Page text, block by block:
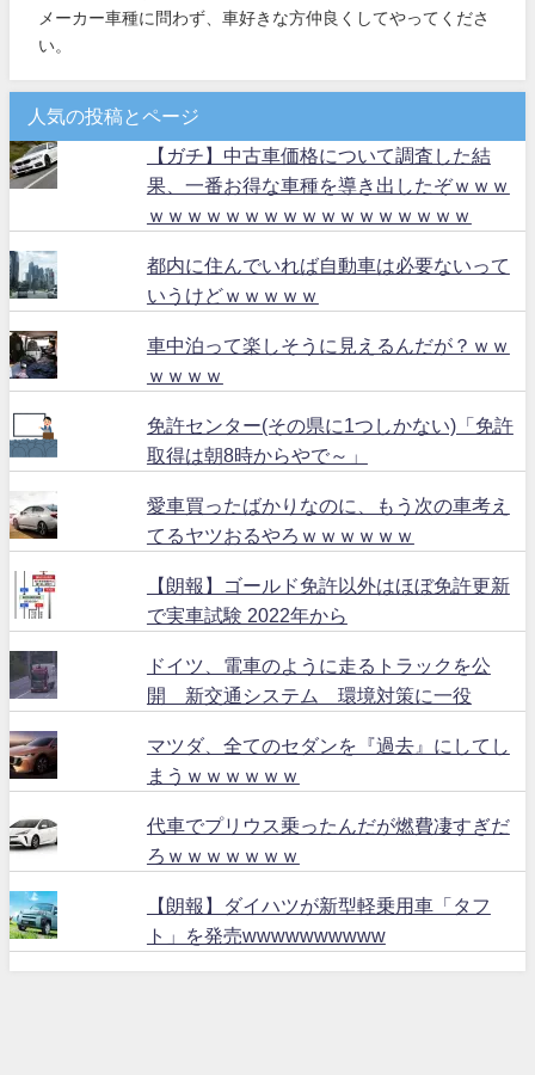
メーカー車種に問わず、車好きな方仲良くしてやってくださ
い。
人気の投稿とページ
【ガチ】中古車価格について調査した結
果、一番お得な車種を導き出したぞｗｗｗ
ｗｗｗｗｗｗｗｗｗｗｗｗｗｗｗｗｗ
都内に住んでいれば自動車は必要ないって
いうけどｗｗｗｗｗ
車中泊って楽しそうに見えるんだが？ｗｗ
ｗｗｗｗ
免許センター(その県に1つしかない)「免許
取得は朝8時からやで～」
愛車買ったばかりなのに、もう次の車考え
てるヤツおるやろｗｗｗｗｗｗ
【朗報】ゴールド免許以外はほぼ免許更新
で実車試験 2022年から
ドイツ、電車のように走るトラックを公
開 新交通システム 環境対策に一役
マツダ、全てのセダンを『過去』にしてし
まうｗｗｗｗｗｗ
代車でプリウス乗ったんだが燃費凄すぎだ
ろｗｗｗｗｗｗｗ
【朗報】ダイハツが新型軽乗用車「タフ
ト」を発売wwwwwwwwww